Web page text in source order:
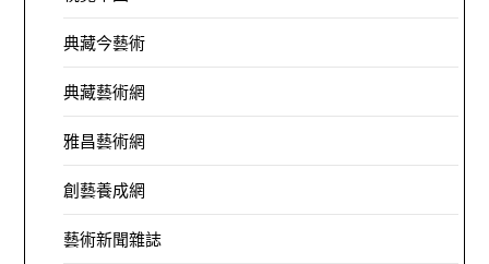
典藏今藝術
典藏藝術網
雅昌藝術網
創藝養成網
藝術新聞雜誌